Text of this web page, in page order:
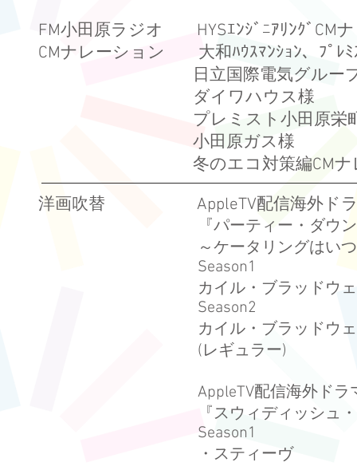
FM小田原ラジオ HYSｴﾝｼﾞﾆｱﾘﾝｸﾞCM
CMナレーション 大和ﾊｳｽﾏﾝｼｮﾝ、ﾌﾟﾚﾐ
日立国際電気グループエンジ
ダイワハウス様
プレミスト小田原栄町分譲マ
小田原ガス様
冬のエコ対策編CMナレ
洋画吹替 AppleTV配信海外ド
『パーティー・ダウン
～ケータリングはい
Season1
カイル・ブラッドウ
Season2
カイル・ブラッドウ
(レギュラー)
AppleTV配信海外ドラ
『スウィディッシュ
Season1
・スティーヴ